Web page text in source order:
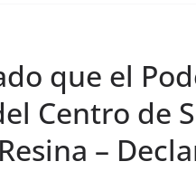
que el
Centro de
–